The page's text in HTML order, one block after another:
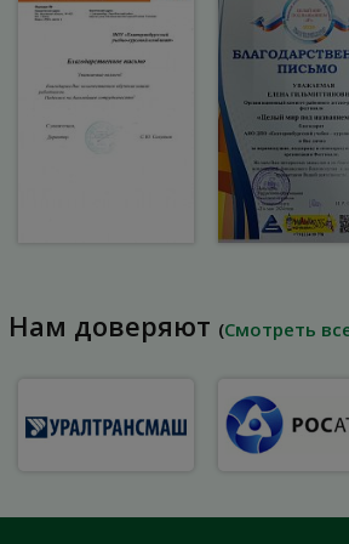
Нам доверяют (Смотреть